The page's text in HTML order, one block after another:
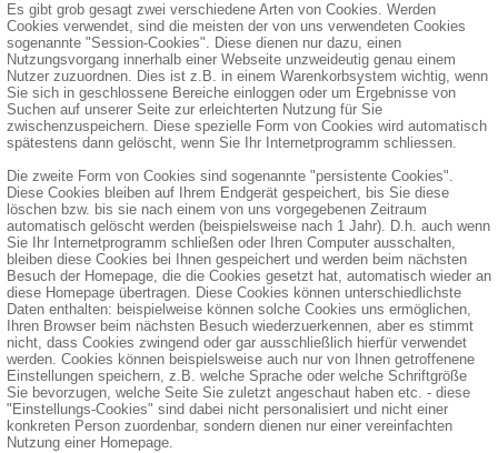
Es gibt grob gesagt zwei verschiedene Arten von Cookies. Werden
Cookies verwendet, sind die meisten der von uns verwendeten Cookies
sogenannte "Session-Cookies". Diese dienen nur dazu, einen
Nutzungsvorgang innerhalb einer Webseite unzweideutig genau einem
Nutzer zuzuordnen. Dies ist z.B. in einem Warenkorbsystem wichtig, wenn
Sie sich in geschlossene Bereiche einloggen oder um Ergebnisse von
Suchen auf unserer Seite zur erleichterten Nutzung für Sie
zwischenzuspeichern. Diese spezielle Form von Cookies wird automatisch
spätestens dann gelöscht, wenn Sie Ihr Internetprogramm schliessen.
Die zweite Form von Cookies sind sogenannte "persistente Cookies".
Diese Cookies bleiben auf Ihrem Endgerät gespeichert, bis Sie diese
löschen bzw. bis sie nach einem von uns vorgegebenen Zeitraum
automatisch gelöscht werden (beispielsweise nach 1 Jahr). D.h. auch wenn
Sie Ihr Internetprogramm schließen oder Ihren Computer ausschalten,
bleiben diese Cookies bei Ihnen gespeichert und werden beim nächsten
Besuch der Homepage, die die Cookies gesetzt hat, automatisch wieder an
diese Homepage übertragen. Diese Cookies können unterschiedlichste
Daten enthalten: beispielweise können solche Cookies uns ermöglichen,
Ihren Browser beim nächsten Besuch wiederzuerkennen, aber es stimmt
nicht, dass Cookies zwingend oder gar ausschließlich hierfür verwendet
werden. Cookies können beispielsweise auch nur von Ihnen getroffenene
Einstellungen speichern, z.B. welche Sprache oder welche Schriftgröße
Sie bevorzugen, welche Seite Sie zuletzt angeschaut haben etc. - diese
"Einstellungs-Cookies" sind dabei nicht personalisiert und nicht einer
konkreten Person zuordenbar, sondern dienen nur einer vereinfachten
Nutzung einer Homepage.